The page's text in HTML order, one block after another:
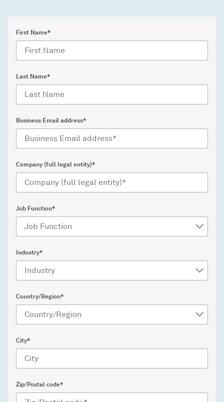
First Name*
Last Name*
Business Email address*
Company (full legal entity)*
Job Function*
Industry*
Country/Region*
City*
Zip/Postal code*